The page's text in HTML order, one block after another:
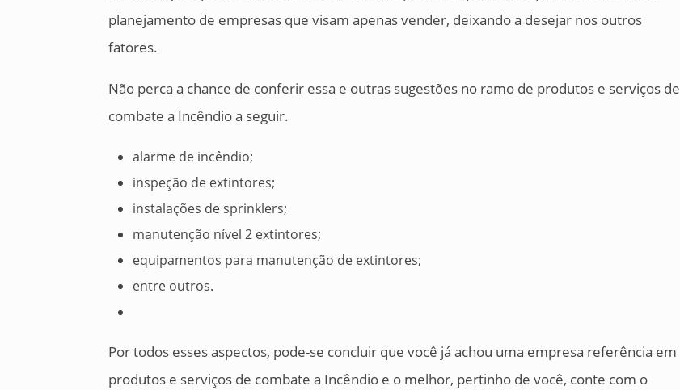
planejamento de empresas que visam apenas vender, deixando a desejar nos outros
fatores.
Não perca a chance de conferir essa e outras sugestões no ramo de produtos e serviços de
combate a Incêndio a seguir.
alarme de incêndio;
inspeção de extintores;
instalações de sprinklers;
manutenção nível 2 extintores;
equipamentos para manutenção de extintores;
entre outros.
Por todos esses aspectos, pode-se concluir que você já achou uma empresa referência em
produtos e serviços de combate a Incêndio e o melhor, pertinho de você, conte com o